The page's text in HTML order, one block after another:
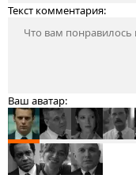
Текст комментария:
Ваш аватар: